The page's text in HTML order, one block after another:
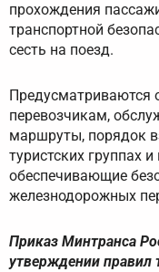
прохождения
транспортной
сесть на поезд.
Предусматриваются
перевозчикам,
маршруты, порядок
туристских группах
обеспечивающие
железнодорожных
Приказ Минтранса
утверждении правил